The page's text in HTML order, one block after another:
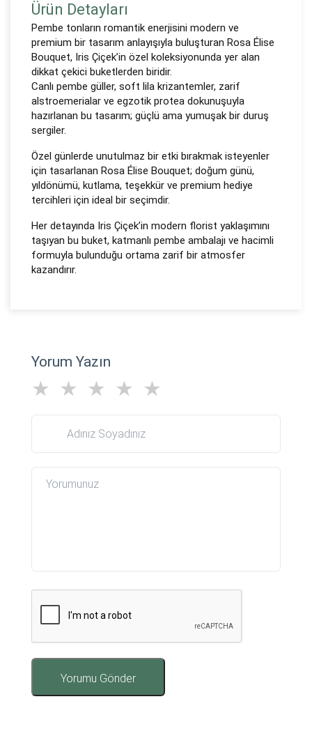
Ürün Detayları
Pembe tonların romantik enerjisini modern ve
premium bir tasarım anlayışıyla buluşturan Rosa Élise
Bouquet, Iris Çiçek’in özel koleksiyonunda yer alan
dikkat çekici buketlerden biridir.
Canlı pembe güller, soft lila krizantemler, zarif
alstroemerialar ve egzotik protea dokunuşuyla
hazırlanan bu tasarım; güçlü ama yumuşak bir duruş
sergiler.
Özel günlerde unutulmaz bir etki bırakmak isteyenler
için tasarlanan Rosa Élise Bouquet; doğum günü,
yıldönümü, kutlama, teşekkür ve premium hediye
tercihleri için ideal bir seçimdir.
Her detayında Iris Çiçek’in modern florist yaklaşımını
taşıyan bu buket, katmanlı pembe ambalajı ve hacimli
formuyla bulunduğu ortama zarif bir atmosfer
kazandırır.
Yorum Yazın